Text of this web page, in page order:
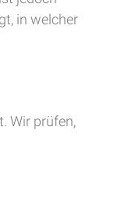
in welcher
Wir prüfen,